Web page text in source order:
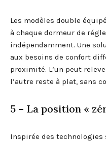
Les modèles double
à chaque dormeur de
indépendamment. Une
aux besoins de confort
proximité. L’un peut
l’autre reste à plat, sans
5 – La position «
Inspirée des